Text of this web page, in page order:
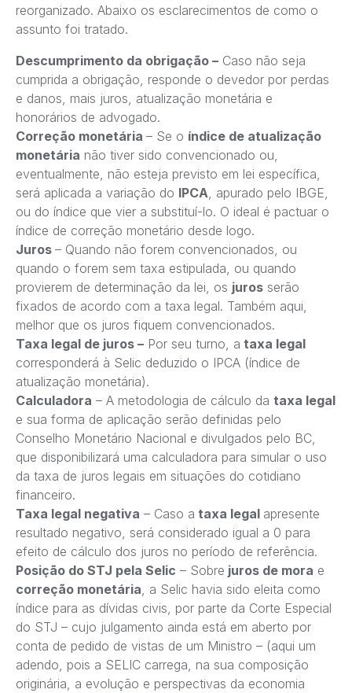
reorganizado. Abaixo os esclarecimentos de como o
assunto foi tratado.
Descumprimento da obrigação – Caso não seja
cumprida a obrigação, responde o devedor por perdas
e danos, mais juros, atualização monetária e
honorários de advogado.
Correção monetária – Se o índice de atualização
monetária não tiver sido convencionado ou,
eventualmente, não esteja previsto em lei específica,
será aplicada a variação do IPCA, apurado pelo IBGE,
ou do índice que vier a substituí-lo. O ideal é pactuar o
índice de correção monetário desde logo.
Juros – Quando não forem convencionados, ou
quando o forem sem taxa estipulada, ou quando
provierem de determinação da lei, os juros serão
fixados de acordo com a taxa legal. Também aqui,
melhor que os juros fiquem convencionados.
Taxa legal de juros – Por seu turno, a taxa legal
corresponderá à Selic deduzido o IPCA (índice de
atualização monetária).
Calculadora – A metodologia de cálculo da taxa legal
e sua forma de aplicação serão definidas pelo
Conselho Monetário Nacional e divulgados pelo BC,
que disponibilizará uma calculadora para simular o uso
da taxa de juros legais em situações do cotidiano
financeiro.
Taxa legal negativa – Caso a taxa legal apresente
resultado negativo, será considerado igual a 0 para
efeito de cálculo dos juros no período de referência.
Posição do STJ pela Selic – Sobre juros de mora e
correção monetária, a Selic havia sido eleita como
índice para as dívidas civis, por parte da Corte Especial
do STJ – cujo julgamento ainda está em aberto por
conta de pedido de vistas de um Ministro – (aqui um
adendo, pois a SELIC carrega, na sua composição
originária, a evolução e perspectivas da economia